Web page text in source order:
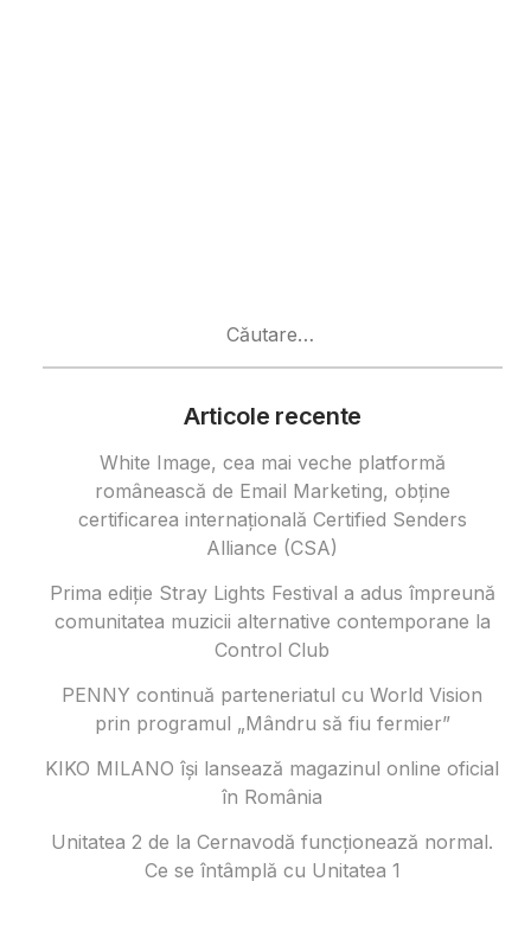
Articole recente
White Image, cea mai veche platformă
românească de Email Marketing, obține
certificarea internațională Certified Senders
Alliance (CSA)
Prima ediție Stray Lights Festival a adus împreună
comunitatea muzicii alternative contemporane la
Control Club
PENNY continuă parteneriatul cu World Vision
prin programul „Mândru să fiu fermier”
KIKO MILANO își lansează magazinul online oficial
în România
Unitatea 2 de la Cernavodă funcționează normal.
Ce se întâmplă cu Unitatea 1